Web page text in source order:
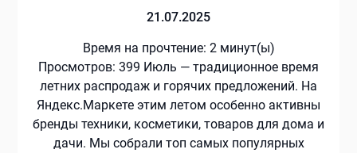
21.07.2025
Время на прочтение: 2 минут(ы)
Просмотров: 399 Июль — традиционное время
летних распродаж и горячих предложений. На
Яндекс.Маркете этим летом особенно активны
бренды техники, косметики, товаров для дома и
дачи. Мы собрали топ самых популярных